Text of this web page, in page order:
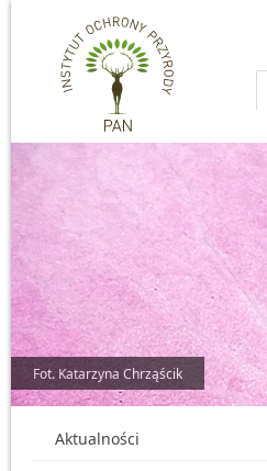
Przejdź do głównej treści
Fot. Katarzyna Chrząścik
Aktualności